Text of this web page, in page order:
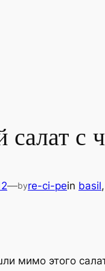
салат с
—byre-ci-pein basil,
мимо этого